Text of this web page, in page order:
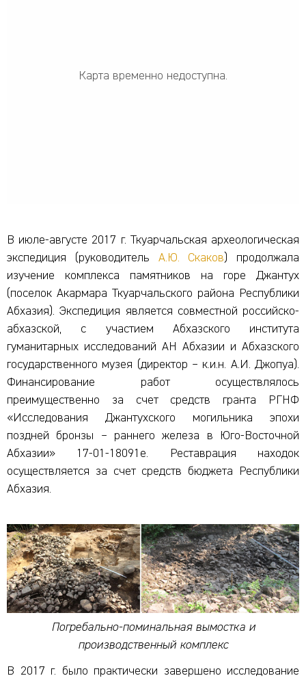
Карта временно недоступна.
В июле-августе 2017 г. Ткуарчальская археологическая
экспедиция (руководитель А.Ю. Скаков) продолжала
изучение комплекса памятников на горе Джантух
(поселок Акармара Ткуарчальского района Республики
Абхазия). Экспедиция является совместной российско-
абхазской, с участием Абхазского института
гуманитарных исследований АН Абхазии и Абхазского
государственного музея (директор – к.и.н. А.И. Джопуа).
Финансирование работ осуществлялось
преимущественно за счет средств гранта РГНФ
«Исследования Джантухского могильника эпохи
поздней бронзы – раннего железа в Юго-Восточной
Абхазии» 17-01-18091е. Реставрация находок
осуществляется за счет средств бюджета Республики
Абхазия.
Погребально-поминальная вымостка и
производственный комплекс
В 2017 г. было практически завершено исследование